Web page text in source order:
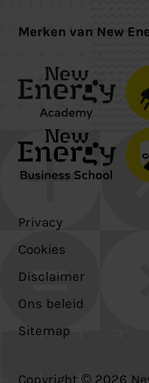
Merken van New
Copyright © 2026
Privacy
Cookies
Disclaimer
Ons beleid
Sitemap